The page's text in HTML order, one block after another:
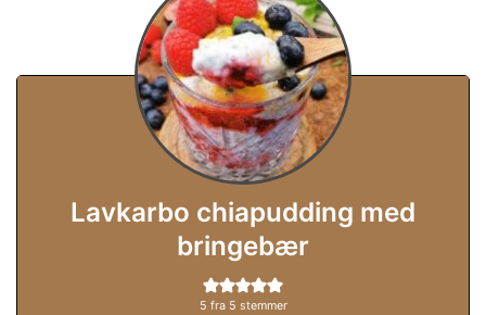
Lavkarbo chiapudding med
bringebær
5 fra 5 stemmer